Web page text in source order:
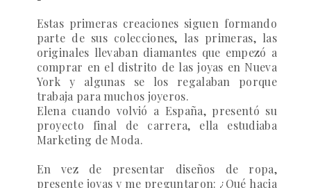
Estas primeras creaciones siguen formando
parte de sus colecciones, las primeras, las
originales llevaban diamantes que empezó a
comprar en el distrito de las joyas en Nueva
York y algunas se los regalaban porque
trabaja para muchos joyeros.
Elena cuando volvió a España, presentó su
proyecto final de carrera, ella estudiaba
Marketing de Moda.
En vez de presentar diseños de ropa,
presente joyas y me preguntaron: ¿Qué hacia